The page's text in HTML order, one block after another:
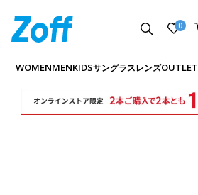
0
WOMENMENKIDSサングラスレンズOUTLET
商品詳細ページへ